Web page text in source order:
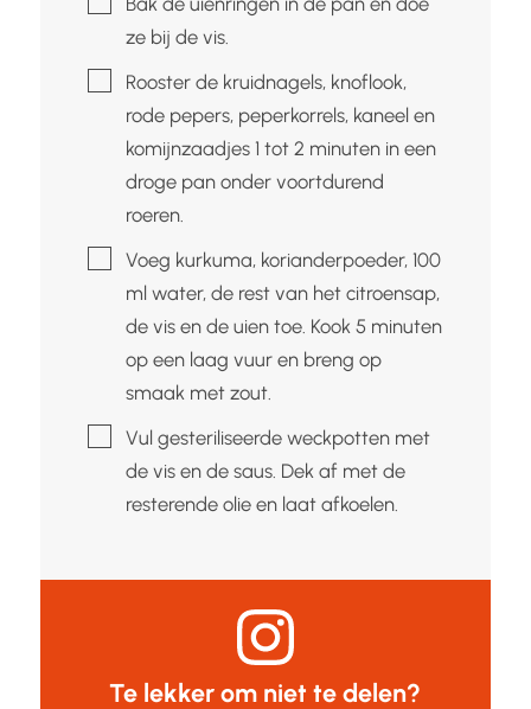
ze bij de vis.
▢Rooster de kruidnagels, knoflook,
rode pepers, peperkorrels, kaneel en
komijnzaadjes 1 tot 2 minuten in een
droge pan onder voortdurend
roeren.
▢Voeg kurkuma, korianderpoeder, 100
ml water, de rest van het citroensap,
de vis en de uien toe. Kook 5 minuten
op een laag vuur en breng op
smaak met zout.
▢Vul gesteriliseerde weckpotten met
de vis en de saus. Dek af met de
resterende olie en laat afkoelen.
Te lekker om niet te delen?